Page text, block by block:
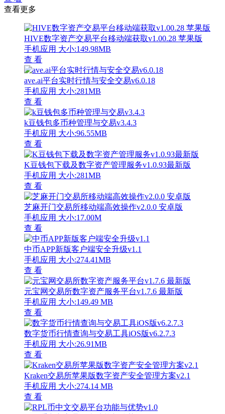
查看更多
HIVE数字资产交易平台移动端获取v1.00.28 苹果版
手机应用 大小:149.98MB
查 看
ave.ai平台实时行情与安全交易v6.0.18
手机应用 大小:281MB
查 看
k豆钱包多币种管理与交易v3.4.3
手机应用 大小:96.55MB
查 看
K豆钱包下载及数字资产管理服务v1.0.93最新版
手机应用 大小:281MB
查 看
芝麻开门交易所移动端高效操作v2.0.0 安卓版
手机应用 大小:17.00M
查 看
中币APP新版客户端安全升级v1.1
手机应用 大小:274.41MB
查 看
元宝网交易所数字资产服务平台v1.7.6 最新版
手机应用 大小:149.49 MB
查 看
数字货币行情查询与交易工具iOS版v6.2.7.3
手机应用 大小:26.91MB
查 看
Kraken交易所苹果版数字资产安全管理方案v2.1
手机应用 大小:274.14 MB
查 看